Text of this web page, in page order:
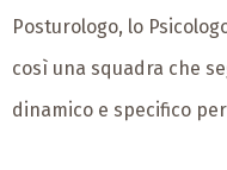
Posturologo, lo
così una squadra che
dinamico e specifico